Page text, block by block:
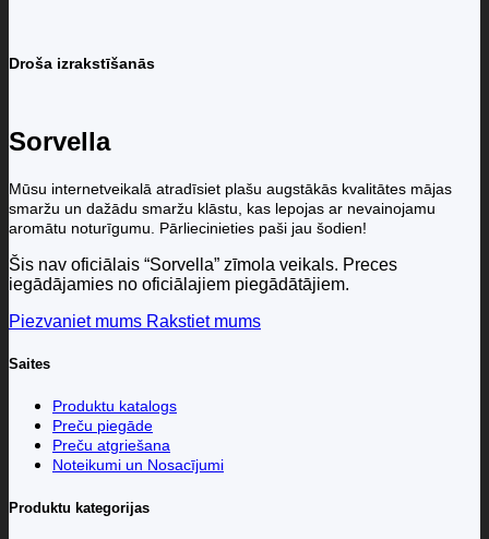
Droša izrakstīšanās
Sorvella
Mūsu internetveikalā atradīsiet plašu augstākās kvalitātes mājas
smaržu un dažādu smaržu klāstu, kas lepojas ar nevainojamu
aromātu noturīgumu. Pārliecinieties paši jau šodien!
Šis nav oficiālais “Sorvella” zīmola veikals. Preces
iegādājamies no oficiālajiem piegādātājiem.
Piezvaniet mums Rakstiet mums
Saites
Produktu katalogs
Preču piegāde
Preču atgriešana
Noteikumi un Nosacījumi
Produktu kategorijas